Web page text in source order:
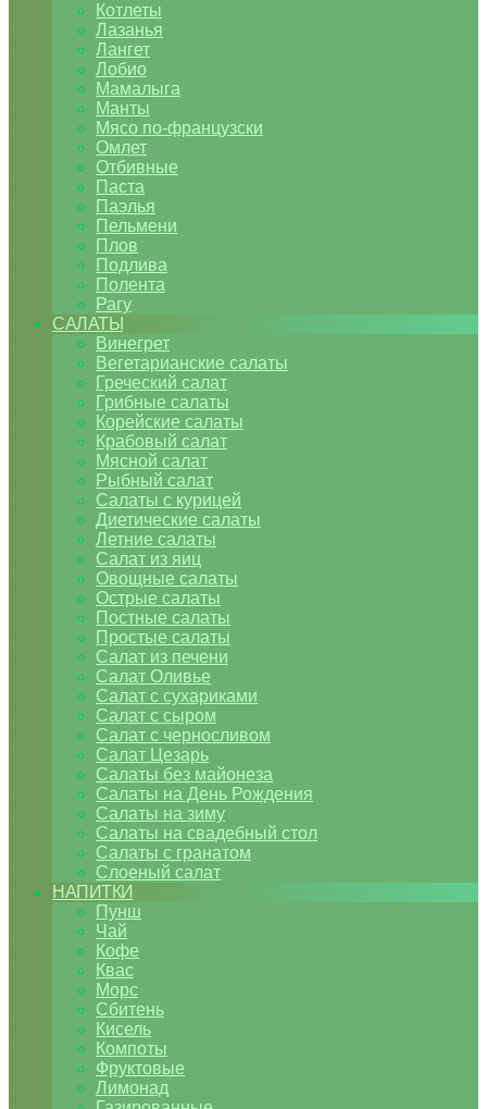
Котлеты
Лазанья
Лангет
Лобио
Мамалыга
Манты
Мясо по-французски
Омлет
Отбивные
Паста
Паэлья
Пельмени
Плов
Подлива
Полента
Рагу
САЛАТЫ
Винегрет
Вегетарианские салаты
Греческий салат
Грибные салаты
Корейские салаты
Крабовый салат
Мясной салат
Рыбный салат
Салаты с курицей
Диетические салаты
Летние салаты
Салат из яиц
Овощные салаты
Острые салаты
Постные салаты
Простые салаты
Салат из печени
Салат Оливье
Салат с сухариками
Салат с сыром
Салат с черносливом
Салат Цезарь
Салаты без майонеза
Салаты на День Рождения
Салаты на зиму
Салаты на свадебный стол
Салаты с гранатом
Слоеный салат
НАПИТКИ
Пунш
Чай
Кофе
Квас
Морс
Сбитень
Кисель
Компоты
Фруктовые
Лимонад